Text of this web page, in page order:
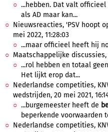
...hebben. Dat valt officieel
als AD maar kan...
Nieuwsreacties, 'PSV hoopt
mei 2022, 11:28:03
...maar officieel heeft hij
Maatschappelijke discussies,
...rol hebben en totaal
Het lijkt erop dat...
Nederlandse competities,
wedstrijden, 20 mei 2021,
...burgemeester heeft de
beperkende voorwaarden
Nederlandse competities,